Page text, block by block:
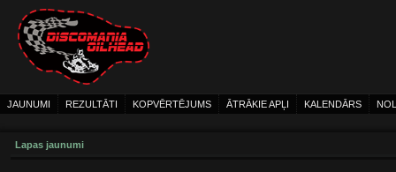
JAUNUMI REZULTĀTI KOPVĒRTĒJUMS ĀTRĀKIE APĻI KALENDĀRS
Lapas jaunumi